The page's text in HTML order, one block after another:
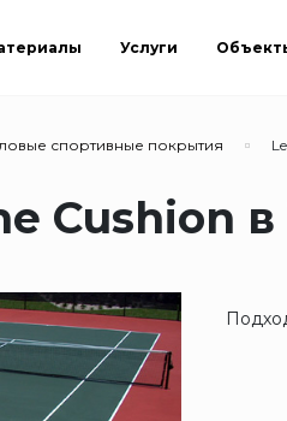
Услуги
спортивные покрытия
Cushion